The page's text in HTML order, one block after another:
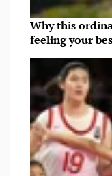
Why this
feeling your